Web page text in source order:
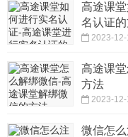
高途课
名认证
2023-12-
高途课
方法
2023-12-
微信怎